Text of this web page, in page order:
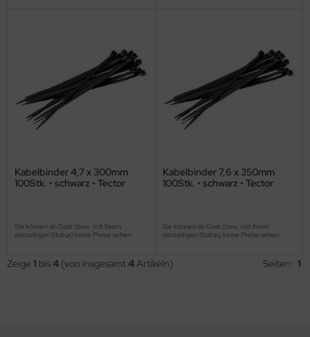
Kabelbinder 4,7 x 300mm
100Stk. • schwarz • Tector
Sie können als Gast (bzw. mit Ihrem
derzeitigen Status) keine Preise sehen.
Kabelbinder 7,6 x 350mm
100Stk. • schwarz • Tector
Sie können als Gast (bzw. mit Ihrem
derzeitigen Status) keine Preise sehen.
Zeige 1 bis4 (von insgesamt4Artikeln) Seiten: 1